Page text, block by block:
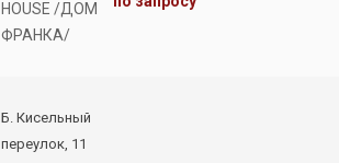
HOUSE /ДОМ
ФРАНКА/
Б. Кисельный
переулок, 11